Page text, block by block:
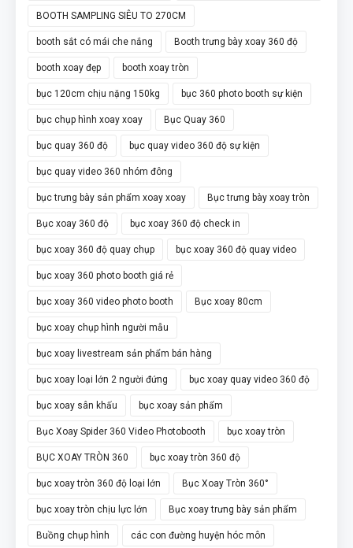
BOOTH SAMPLING SIÊU TO 270CM
booth sắt có mái che nắng Booth trưng bày xoay 360 độ
booth xoay đẹp booth xoay tròn
bục 120cm chịu nặng 150kg bục 360 photo booth sự kiện
bục chụp hình xoay xoay Bục Quay 360
bục quay 360 độ bục quay video 360 độ sự kiện
bục quay video 360 nhóm đông
bục trưng bày sản phẩm xoay xoay Bục trưng bày xoay tròn
Bục xoay 360 độ bục xoay 360 độ check in
bục xoay 360 độ quay chụp bục xoay 360 độ quay video
bục xoay 360 photo booth giá rẻ
bục xoay 360 video photo booth Bục xoay 80cm
bục xoay chụp hình người mẫu
bục xoay livestream sản phẩm bán hàng
bục xoay loại lớn 2 người đứng bục xoay quay video 360 độ
bục xoay sân khấu bục xoay sản phẩm
Bục Xoay Spider 360 Video Photobooth bục xoay tròn
BỤC XOAY TRÒN 360 bục xoay tròn 360 độ
bục xoay tròn 360 độ loại lớn Bục Xoay Tròn 360°
bục xoay tròn chịu lực lớn Bục xoay trưng bày sản phẩm
Buồng chụp hình các con đường huyện hóc môn